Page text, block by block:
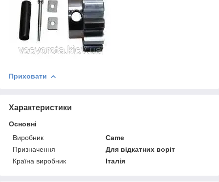
Приховати
Характеристики
Основні
Виробник
Came
Призначення
Для відкатних воріт
Країна виробник
Італія